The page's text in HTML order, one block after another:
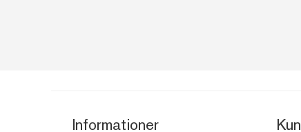
Informationer